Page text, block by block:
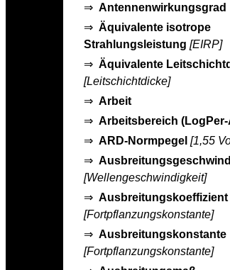
⇒ Antennenwirkungsgrad
⇒ Äquivalente isotrope
Strahlungsleistung [EIRP]
⇒ Äquivalente
[Leitschichtdicke]
⇒ Arbeit
⇒ Arbeitsbereich
⇒ ARD-Normpegel [1,55
⇒
[Wellengeschwindigkeit]
⇒ Ausbreitungskoeffizient
[Fortpflanzungskonstante]
⇒ Ausbreitungskonstante
[Fortpflanzungskonstante]